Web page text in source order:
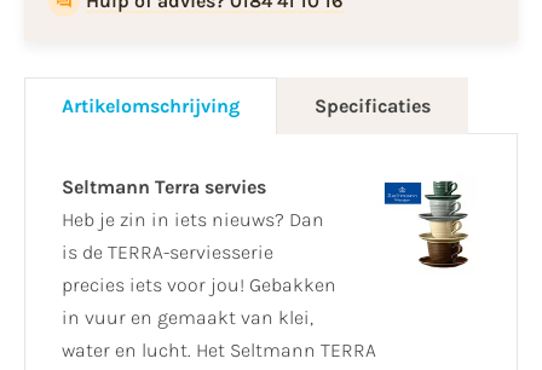
Artikelomschrijving Specificaties
Seltmann Terra servies
Heb je zin in iets nieuws? Dan
is de TERRA-serviesserie
precies iets voor jou! Gebakken
in vuur en gemaakt van klei,
water en lucht. Het Seltmann TERRA